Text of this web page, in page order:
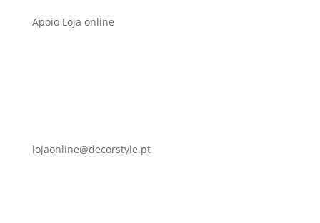
Apoio Loja online
lojaonline@decorstyle.pt